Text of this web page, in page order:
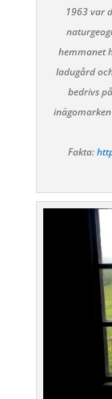
1963 var
hemmanet
ladugård
bedrivs
Fakta: